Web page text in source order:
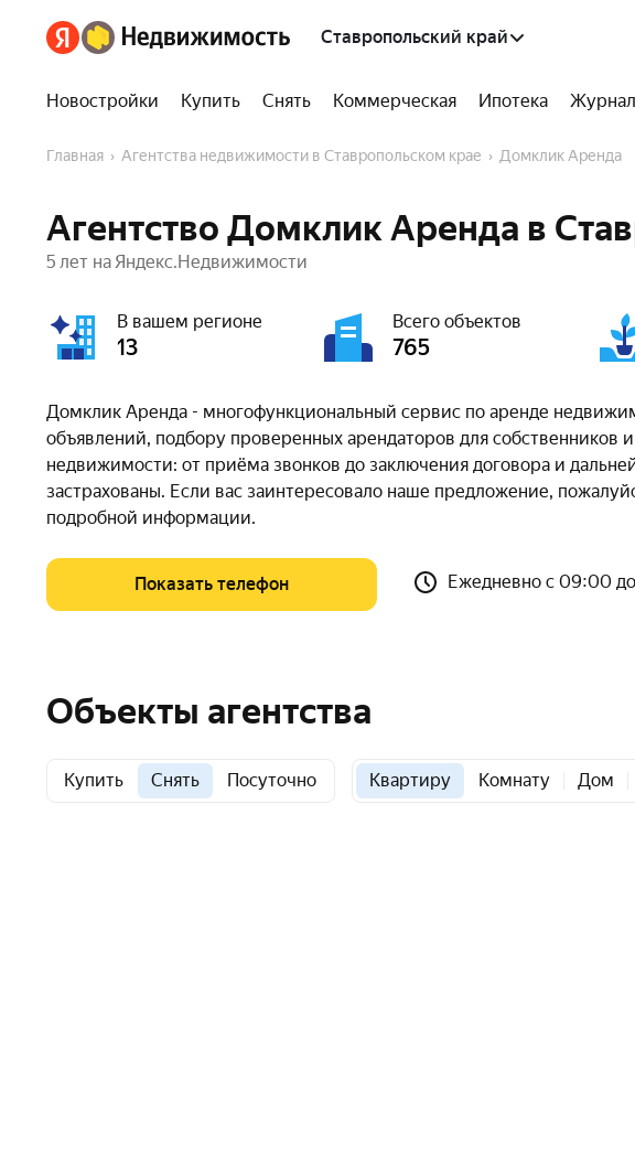
Ставропольский край
Новостройки Купить Снять Коммерческая Ипотека Журнал
Главная Агентства недвижимости в Ставропольском крае Домклик Аренда
Агентство Домклик Аренда в
5 лет на Яндекс.Недвижимости
В вашем регионе
13
Всего объектов
765
Домклик Аренда - многофункциональный сервис по аренде
объявлений, подбору проверенных арендаторов для собственников
недвижимости: от приёма звонков до заключения договора и
застрахованы. Если вас заинтересовало наше предложение,
подробной информации.
Показать телефон Ежедневно с 09:00
Объекты агентства
Купить Снять Посуточно Квартиру Комнату Дом